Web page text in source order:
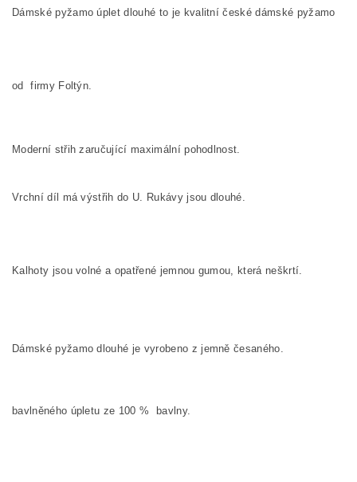
Dámské pyžamo úplet dlouhé to je kvalitní české dámské pyžamo
od firmy Foltýn.
Moderní střih zaručující maximální pohodlnost.
Vrchní díl má výstřih do U. Rukávy jsou dlouhé.
Kalhoty jsou volné a opatřené jemnou gumou, která neškrtí.
Dámské pyžamo dlouhé je vyrobeno z jemně česaného.
bavlněného úpletu ze 100 % bavlny.